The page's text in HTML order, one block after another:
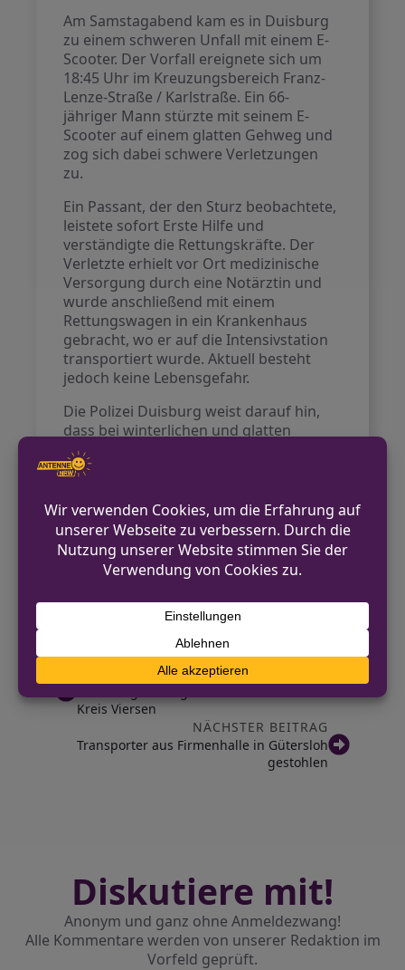
Am Samstagabend kam es in Duisburg
zu einem schweren Unfall mit einem E-
Scooter. Der Vorfall ereignete sich um
18:45 Uhr im Kreuzungsbereich Franz-
Lenze-Straße / Karlstraße. Ein 66-
jähriger Mann stürzte mit seinem E-
Scooter auf einem glatten Gehweg und
zog sich dabei schwere Verletzungen
zu.
Ein Passant, der den Sturz beobachtete,
leistete sofort Erste Hilfe und
verständigte die Rettungskräfte. Der
Verletzte erhielt vor Ort medizinische
Versorgung durch eine Notärztin und
wurde anschließend mit einem
Rettungswagen in ein Krankenhaus
gebracht, wo er auf die Intensivstation
transportiert wurde. Aktuell besteht
jedoch keine Lebensgefahr.
Die Polizei Duisburg weist darauf hin,
dass bei winterlichen und glatten
Straßenverhältnissen besondere
Vorsicht geboten ist. Dies gilt nicht nur
von E-Scootern. Wegen der geringen
Reifenbreite haben E-Scooter auf
rutschigen Oberflächen nur wenig Halt,
was bei abruptem Bremsen oder
schnellen Kurvenfahrten zu
gefährlichen Stürzen führen kann.
VORHERIGER BEITRAG
Kreis Viersen
NÄCHSTER BEITRAG
Transporter aus Firmenhalle in Gütersloh
gestohlen
Diskutiere mit!
Anonym und ganz ohne Anmeldezwang!
Alle Kommentare werden von unserer Redaktion im
Vorfeld geprüft.